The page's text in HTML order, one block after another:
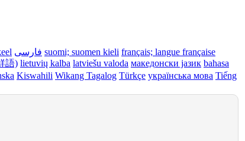
فارسی suomi; suomen kieli français; langue française
語) lietuvių kalba latviešu valoda македонски јазик bahasa
Kiswahili Wikang Tagalog Türkçe українська мова Tiếng